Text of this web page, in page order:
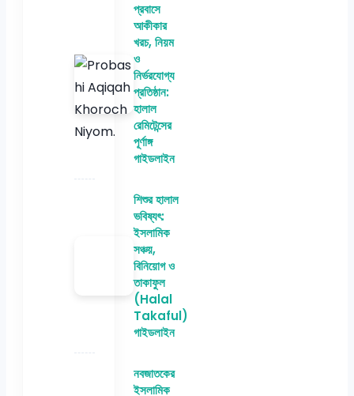
প্রবাসে
আকীকার
খরচ, নিয়ম
ও
নির্ভরযোগ্য
প্রতিষ্ঠান:
হালাল
রেমিটেন্সের
পূর্ণাঙ্গ
গাইডলাইন
শিশুর হালাল
ভবিষ্যৎ:
ইসলামিক
সঞ্চয়,
বিনিয়োগ ও
তাকাফুল
(Halal
Takaful)
গাইডলাইন
নবজাতকের
ইসলামিক